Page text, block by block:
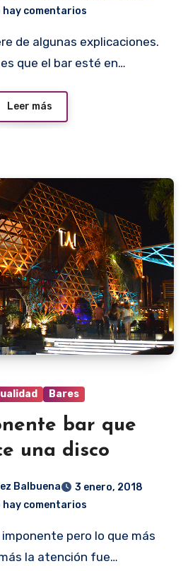
hay comentarios
que el bar esté en…
Leer más
Bares
bar que
una disco
Balbuena
3 enero, 2018
hay comentarios
la atención fue…